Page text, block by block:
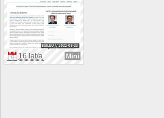
16 lat/a Mini